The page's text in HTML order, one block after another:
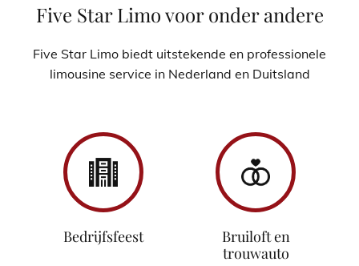
Five Star Limo voor onder andere
Five Star Limo biedt uitstekende en professionele
limousine service in Nederland en Duitsland
Bedrijfsfeest
Bruiloft en
trouwauto